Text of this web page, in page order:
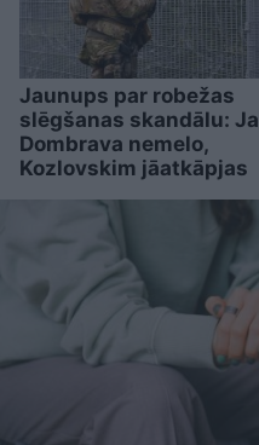
Jaunups par robežas
slēgšanas skandālu: Ja
Dombrava nemelo,
Kozlovskim jāatkāpjas